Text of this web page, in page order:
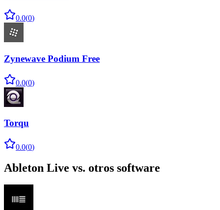
0.0(0)
Zynewave Podium Free
0.0(0)
Torqu
0.0(0)
Ableton Live vs. otros software